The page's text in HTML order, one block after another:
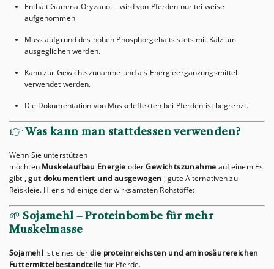
Enthält Gamma-Oryzanol – wird von Pferden nur teilweise
aufgenommen
Muss aufgrund des hohen Phosphorgehalts stets mit Kalzium
ausgeglichen werden.
Kann zur Gewichtszunahme und als Energieergänzungsmittel
verwendet werden.
Die Dokumentation von Muskeleffekten bei Pferden ist begrenzt.
👉 Was kann man stattdessen verwenden?
Wenn Sie unterstützen
möchten Muskelaufbau Energie oder Gewichtszunahme auf einem Es
gibt , gut dokumentiert und ausgewogen , gute Alternativen zu
Reiskleie. Hier sind einige der wirksamsten Rohstoffe:
🌱 Sojamehl – ​​Proteinbombe für mehr
Muskelmasse
Sojamehl ist eines derdie proteinreichsten und aminosäurereichen
Futtermittelbestandteile für Pferde.